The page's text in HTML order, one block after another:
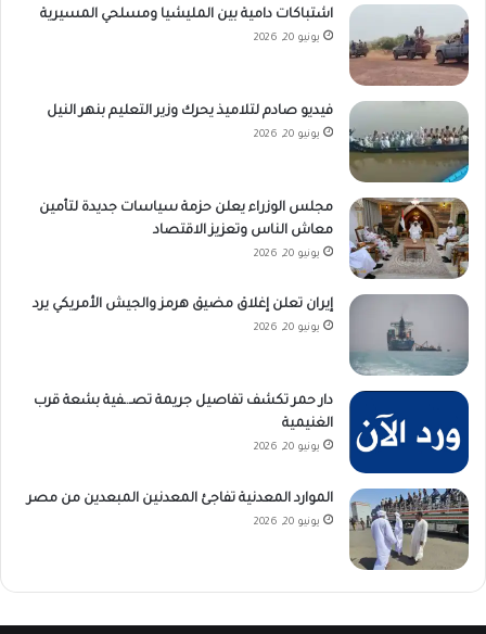
اشتباكات دامية بين المليشيا ومسلحي المسيرية
يونيو 20, 2026
فيديو صادم لتلاميذ يحرك وزير التعليم بنهر النيل
يونيو 20, 2026
مجلس الوزراء يعلن حزمة سياسات جديدة لتأمين
معاش الناس وتعزيز الاقتصاد
يونيو 20, 2026
إيران تعلن إغلاق مضيق هرمز والجيش الأمريكي يرد
يونيو 20, 2026
دار حمر تكشف تفاصيل جريمة تصـ.ـفية بشعة قرب
الغنيمية
يونيو 20, 2026
الموارد المعدنية تفاجئ المعدنين المبعدين من مصر
يونيو 20, 2026